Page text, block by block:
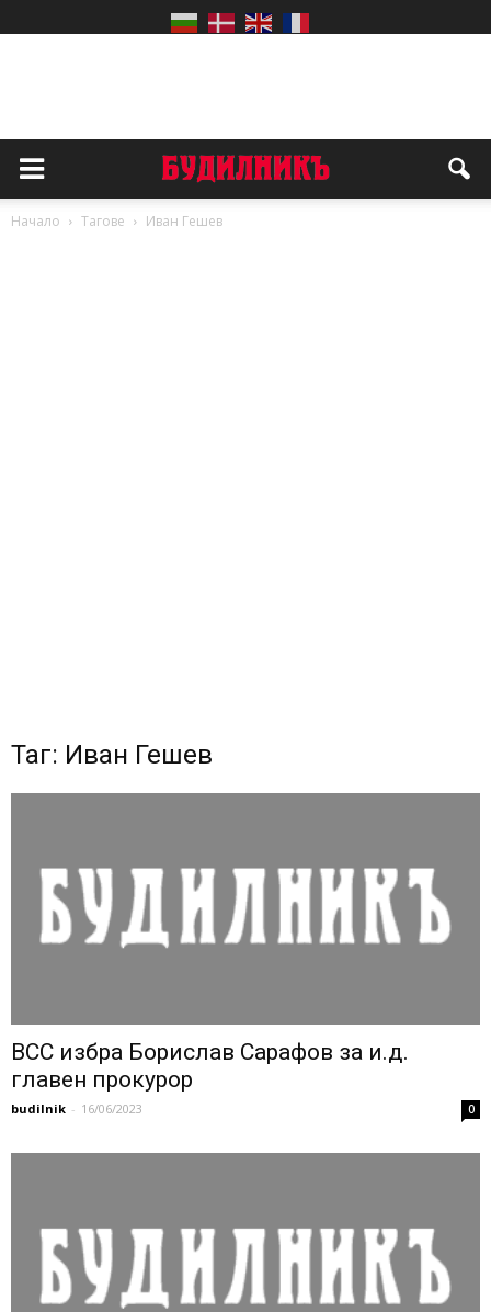
Начало Тагове Иван Гешев
Таг: Иван Гешев
ВСС избра Борислав Сарафов за и.д.
главен прокурор
budilnik - 16/06/2023 0